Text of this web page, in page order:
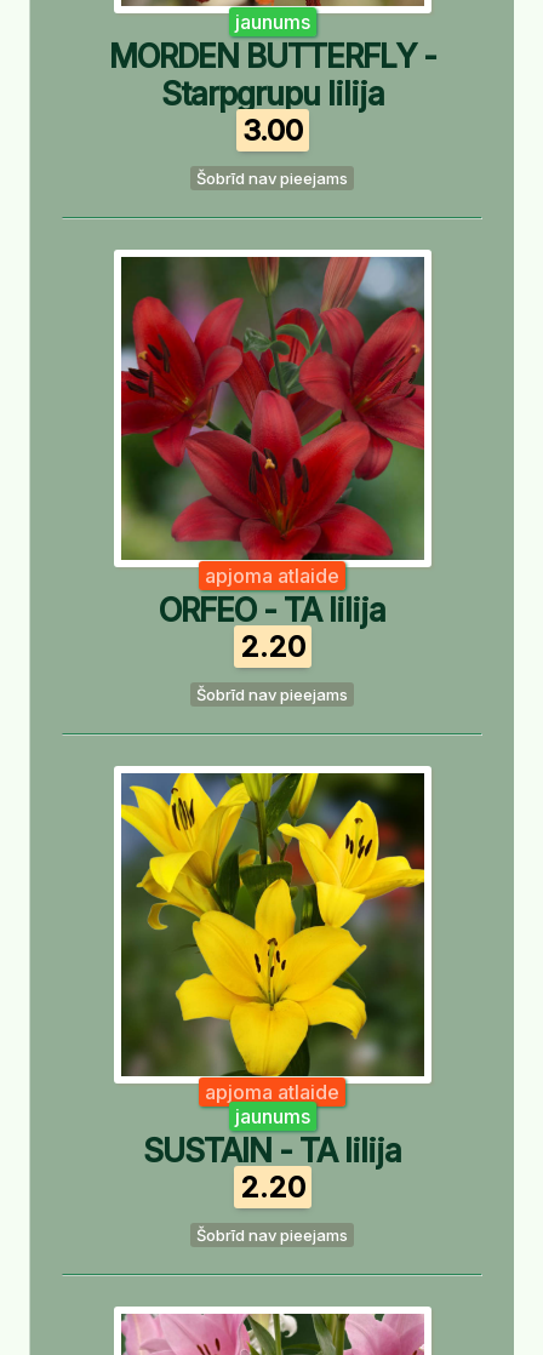
jaunums
MORDEN BUTTERFLY -
Starpgrupu lilija
3.00
Šobrīd nav pieejams
apjoma atlaide
ORFEO - TA lilija
2.20
Šobrīd nav pieejams
apjoma atlaide
jaunums
SUSTAIN - TA lilija
2.20
Šobrīd nav pieejams